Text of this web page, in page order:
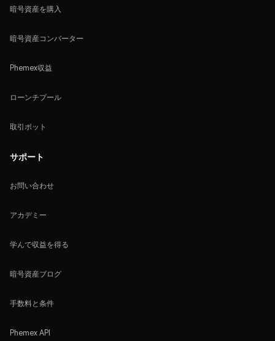
暗号資産を購入
暗号資産コンバーター
Phemex収益
ローンチプール
取引ボット
サポート
お問い合わせ
アカデミー
学んで収益を得る
暗号資産ブログ
手数料と条件
Phemex API